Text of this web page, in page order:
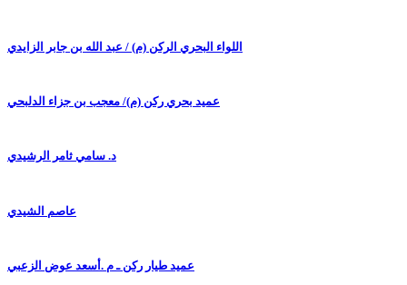
اللواء البحري الركن (م) / عبد الله بن جابر الزايدي
عميد بحري ركن (م)/ معجب بن جزاء الدلبحي
د. سامي ثامر الرشيدي
عاصم الشيدي
عميد طيار ركن ـ م .أسعد عوض الزعبي